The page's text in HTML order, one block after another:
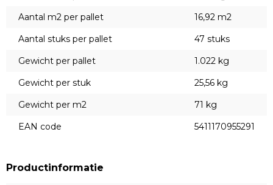
Aantal m2 per pallet
16,92 m2
Aantal stuks per pallet
47 stuks
Gewicht per pallet
1.022 kg
Gewicht per stuk
25,56 kg
Gewicht per m2
71 kg
EAN code
5411170955291
Productinformatie